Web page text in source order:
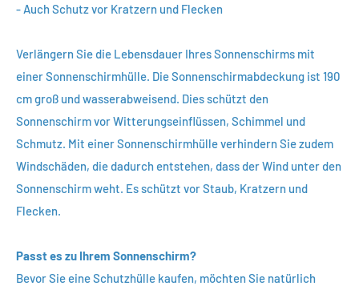
- Auch Schutz vor Kratzern und Flecken
Verlängern Sie die Lebensdauer Ihres Sonnenschirms mit
einer Sonnenschirmhülle. Die Sonnenschirmabdeckung ist 190
cm groß und wasserabweisend. Dies schützt den
Sonnenschirm vor Witterungseinflüssen, Schimmel und
Schmutz. Mit einer Sonnenschirmhülle verhindern Sie zudem
Windschäden, die dadurch entstehen, dass der Wind unter den
Sonnenschirm weht. Es schützt vor Staub, Kratzern und
Flecken.
Passt es zu Ihrem Sonnenschirm?
Bevor Sie eine Schutzhülle kaufen, möchten Sie natürlich